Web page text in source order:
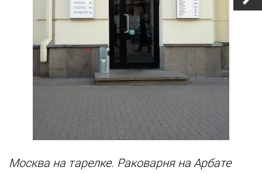
Москва на тарелке. Раковарня на Арбате